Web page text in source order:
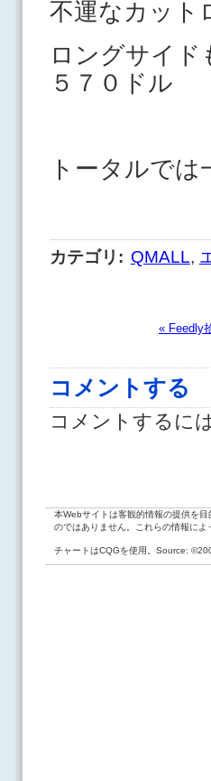
不運なカット
ロングサイ
５７０ドル
トータルで
カテゴリ : QMALL,
« Feedly
コメントする
コメントするに
本Webサイトは客観的情報の提供を
のではありません。これらの情報に
チャートはCQGを使用。Source: